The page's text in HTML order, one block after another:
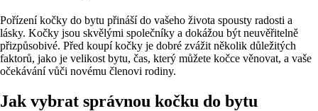
Pořízení kočky do bytu přináší do vašeho života spousty radosti a
lásky. Kočky jsou skvělými společníky a dokážou být neuvěřitelně
přizpůsobivé. Před koupí kočky je dobré zvážit několik důležitých
faktorů, jako je velikost bytu, čas, který můžete kočce věnovat, a vaše
očekávání vůči novému členovi rodiny.
Jak vybrat správnou kočku do bytu